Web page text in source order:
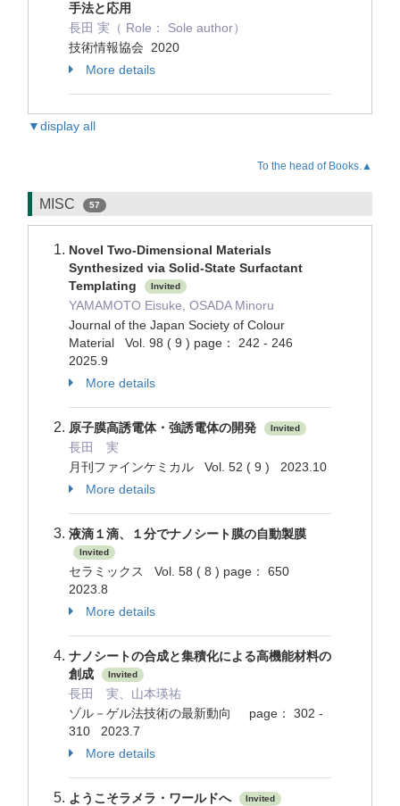
手法と応用
長田 実（ Role： Sole author）
技術情報協会 2020
More details
▼display all
To the head of Books.▲
MISC 57
Novel Two-Dimensional Materials
Synthesized via Solid-State Surfactant
Templating
Invited
YAMAMOTO Eisuke, OSADA Minoru
Journal of the Japan Society of Colour
Material Vol. 98 ( 9 ) page： 242 - 246
2025.9
More details
原子膜高誘電体・強誘電体の開発 Invited
長田 実
月刊ファインケミカル Vol. 52 ( 9 ) 2023.10
More details
液滴１滴、１分でナノシート膜の自動製膜
Invited
セラミックス Vol. 58 ( 8 ) page： 650
2023.8
More details
ナノシートの合成と集積化による高機能材料の
創成
Invited
長田 実、山本瑛祐
ゾル－ゲル法技術の最新動向 page： 302 -
310 2023.7
More details
ようこそラメラ・ワールドへ Invited